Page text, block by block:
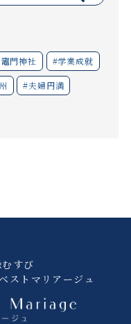
門神社 #学業成就
#夫婦円満
すび
ストマリアージュ